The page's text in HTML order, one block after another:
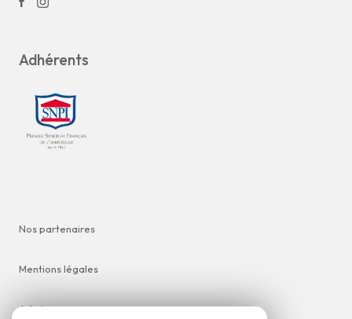
Adhérents
Nos partenaires
Mentions légales
Admin